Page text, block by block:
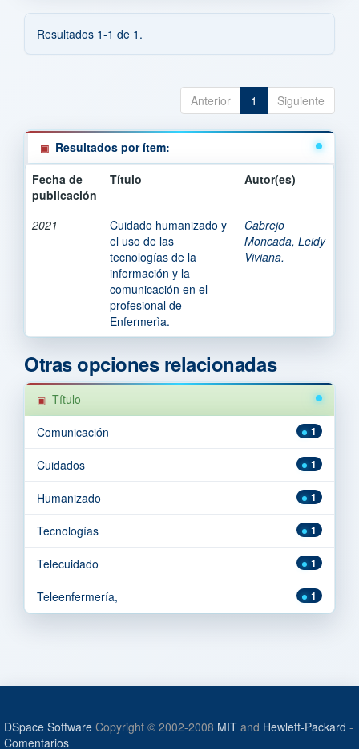
Resultados 1-1 de 1.
Anterior 1 Siguiente
Resultados por ítem:
Fecha de
publicación
Título Autor(es)
2021
Cuidado humanizado y
el uso de las
tecnologías de la
información y la
comunicación en el
profesional de
Enfermerìa.
Cabrejo
Moncada, Leidy
Viviana.
Otras opciones relacionadas
Título
1
Comunicación
1
Cuidados
1
Humanizado
1
Tecnologías
1
Telecuidado
1
Teleenfermería,
DSpace Software Copyright © 2002-2008 MIT and Hewlett-Packard -
Comentarios